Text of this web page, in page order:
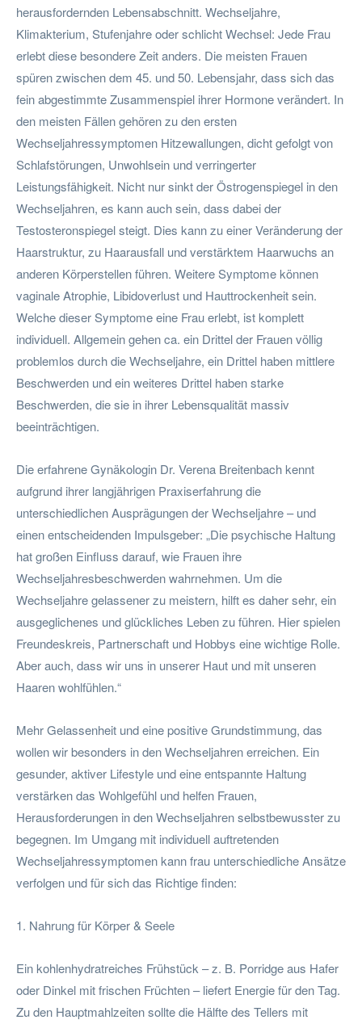
herausfordernden Lebensabschnitt. Wechseljahre,
Klimakterium, Stufenjahre oder schlicht Wechsel: Jede Frau
erlebt diese besondere Zeit anders. Die meisten Frauen
spüren zwischen dem 45. und 50. Lebensjahr, dass sich das
fein abgestimmte Zusammenspiel ihrer Hormone verändert. In
den meisten Fällen gehören zu den ersten
Wechseljahressymptomen Hitzewallungen, dicht gefolgt von
Schlafstörungen, Unwohlsein und verringerter
Leistungsfähigkeit. Nicht nur sinkt der Östrogenspiegel in den
Wechseljahren, es kann auch sein, dass dabei der
Testosteronspiegel steigt. Dies kann zu einer Veränderung der
Haarstruktur, zu Haarausfall und verstärktem Haarwuchs an
anderen Körperstellen führen. Weitere Symptome können
vaginale Atrophie, Libidoverlust und Hauttrockenheit sein.
Welche dieser Symptome eine Frau erlebt, ist komplett
individuell. Allgemein gehen ca. ein Drittel der Frauen völlig
problemlos durch die Wechseljahre, ein Drittel haben mittlere
Beschwerden und ein weiteres Drittel haben starke
Beschwerden, die sie in ihrer Lebensqualität massiv
beeinträchtigen.
Die erfahrene Gynäkologin Dr. Verena Breitenbach kennt
aufgrund ihrer langjährigen Praxiserfahrung die
unterschiedlichen Ausprägungen der Wechseljahre – und
einen entscheidenden Impulsgeber: „Die psychische Haltung
hat großen Einfluss darauf, wie Frauen ihre
Wechseljahresbeschwerden wahrnehmen. Um die
Wechseljahre gelassener zu meistern, hilft es daher sehr, ein
ausgeglichenes und glückliches Leben zu führen. Hier spielen
Freundeskreis, Partnerschaft und Hobbys eine wichtige Rolle.
Aber auch, dass wir uns in unserer Haut und mit unseren
Haaren wohlfühlen.“
Mehr Gelassenheit und eine positive Grundstimmung, das
wollen wir besonders in den Wechseljahren erreichen. Ein
gesunder, aktiver Lifestyle und eine entspannte Haltung
verstärken das Wohlgefühl und helfen Frauen,
Herausforderungen in den Wechseljahren selbstbewusster zu
begegnen. Im Umgang mit individuell auftretenden
Wechseljahressymptomen kann frau unterschiedliche Ansätze
verfolgen und für sich das Richtige finden:
1. Nahrung für Körper & Seele
Ein kohlenhydratreiches Frühstück – z. B. Porridge aus Hafer
oder Dinkel mit frischen Früchten – liefert Energie für den Tag.
Zu den Hauptmahlzeiten sollte die Hälfte des Tellers mit